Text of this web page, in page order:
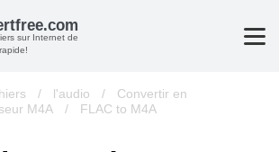
sur Internet de
/ l'audio /
Convertir en
M4A / FLAC to M4A